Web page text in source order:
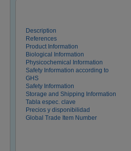
Description
References
Product Information
Biological Information
Physicochemical Information
Safety Information according to
GHS
Safety Information
Storage and Shipping Information
Tabla espec. clave
Precios y disponibilidad
Global Trade Item Number